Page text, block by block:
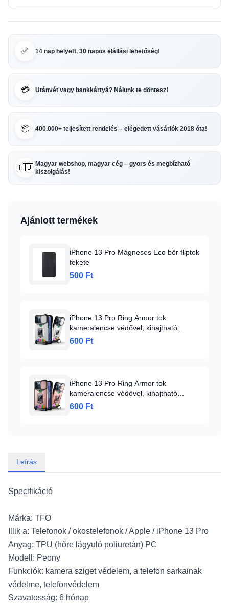
✅ 14 nap helyett, 30 napos elállási lehetőség!
💳 Utánvét vagy bankkártyá? Nálunk te döntesz!
📦 400.000+ teljesített rendelés – elégedett vásárlók 2018 óta!
🇭🇺 Magyar webshop, magyar cég – gyors és megbízható
kiszolgálás!
Ajánlott termékek
iPhone 13 Pro Mágneses Eco bőr fliptok
fekete
500 Ft
iPhone 13 Pro Ring Armor tok
kameralencse védővel, kihajtható
támasszal, kártyatartóval ezüst (ip-13-
600 Ft
iPhone 13 Pro Ring Armor tok
kameralencse védővel, kihajtható
támasszal, kártyatartóval rózsaszín (ip-
600 Ft
Leírás
Specifikáció
Márka: TFO
Illik a: Telefonok / okostelefonok / Apple / iPhone 13 Pro
Anyag: TPU (hőre lágyuló poliuretán) PC
Modell: Peony
Funkciók: kamera sziget védelem, a telefon sarkainak
védelme, telefonvédelem
Szavatosság: 6 hónap